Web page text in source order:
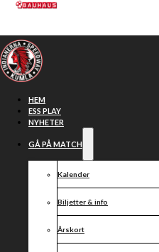
Hoppa till huvudinnehåll
HEM
ESS PLAY
NYHETER
GÅ PÅ MATCH
Kalender
Biljetter & info
Årskort